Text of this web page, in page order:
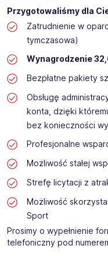
Przygotowaliśmy dla
Zatrudnienie w
tymczasowa)
Wynagrodzenie
Bezpłatne pakiety
Obsługę
konta, dzięki
bez konieczności
Profesjonalne
Możliwość stałej
Strefę licytacji z
Możliwość
Sport
Prosimy o wypełnienie
telefoniczny pod